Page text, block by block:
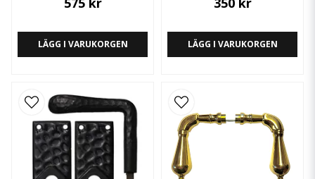
LÄGG I VARUKORGEN LÄGG I VARUKORGEN